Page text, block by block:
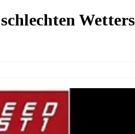
Wetters